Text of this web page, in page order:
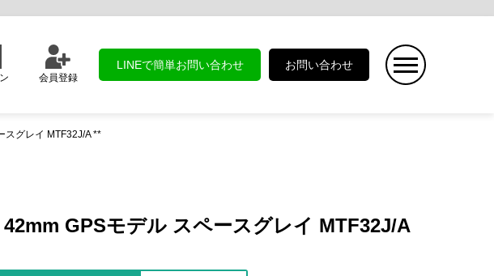
会員登録
LINEで簡単お問い合わせ お問い合わせ
スグレイ MTF32J/A **
GPSモデル スペースグレイ MTF32J/A